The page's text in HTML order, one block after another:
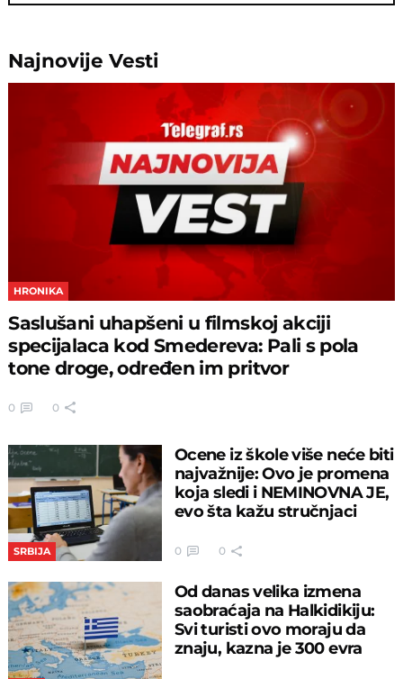
NajnovijeVesti
HRONIKA
Saslušani uhapšeni u filmskoj akciji
specijalaca kod Smedereva: Pali s pola
tone droge, određen im pritvor
0 0
SRBIJA
Ocene iz škole više neće biti
najvažnije: Ovo je promena
koja sledi i NEMINOVNA JE,
evo šta kažu stručnjaci
0 0
Od danas velika izmena
saobraćaja na Halkidikiju:
Svi turisti ovo moraju da
znaju, kazna je 300 evra